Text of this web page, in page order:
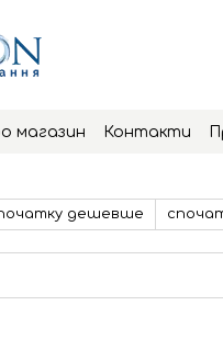
магазин Контакти
дешевше